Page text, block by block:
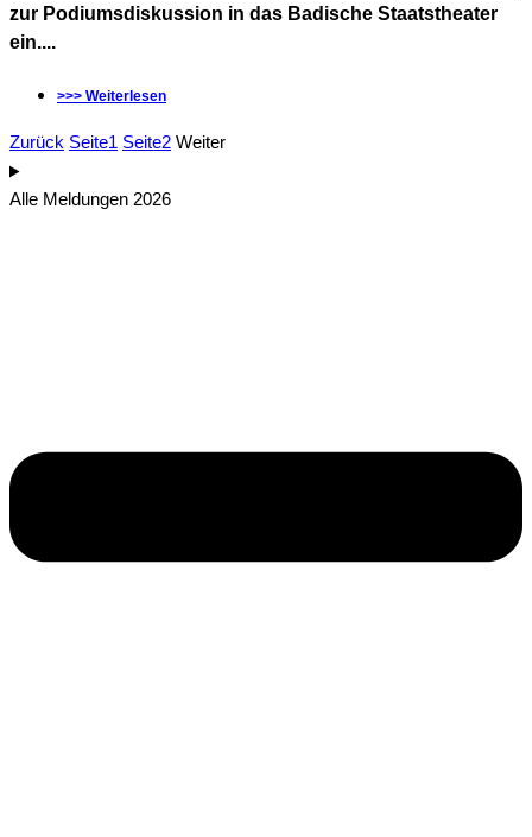
zur Podiumsdiskussion in das Badische Staatstheater
ein....
>>> Weiterlesen
Zurück Seite1 Seite2 Weiter
Alle Meldungen 2026